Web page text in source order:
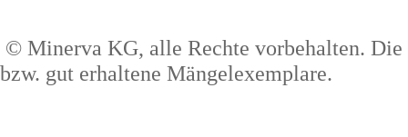
© Minerva KG, alle Rechte vorbehalten.
bzw. gut erhaltene Mängelexemplare.